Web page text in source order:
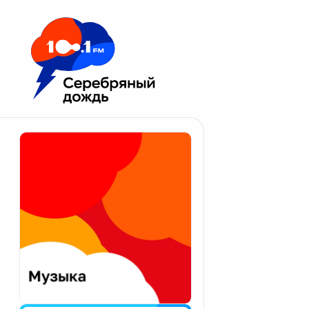
Москва 100.1 FM
Апатиты
Екатеринбург
Калининград
Калуга